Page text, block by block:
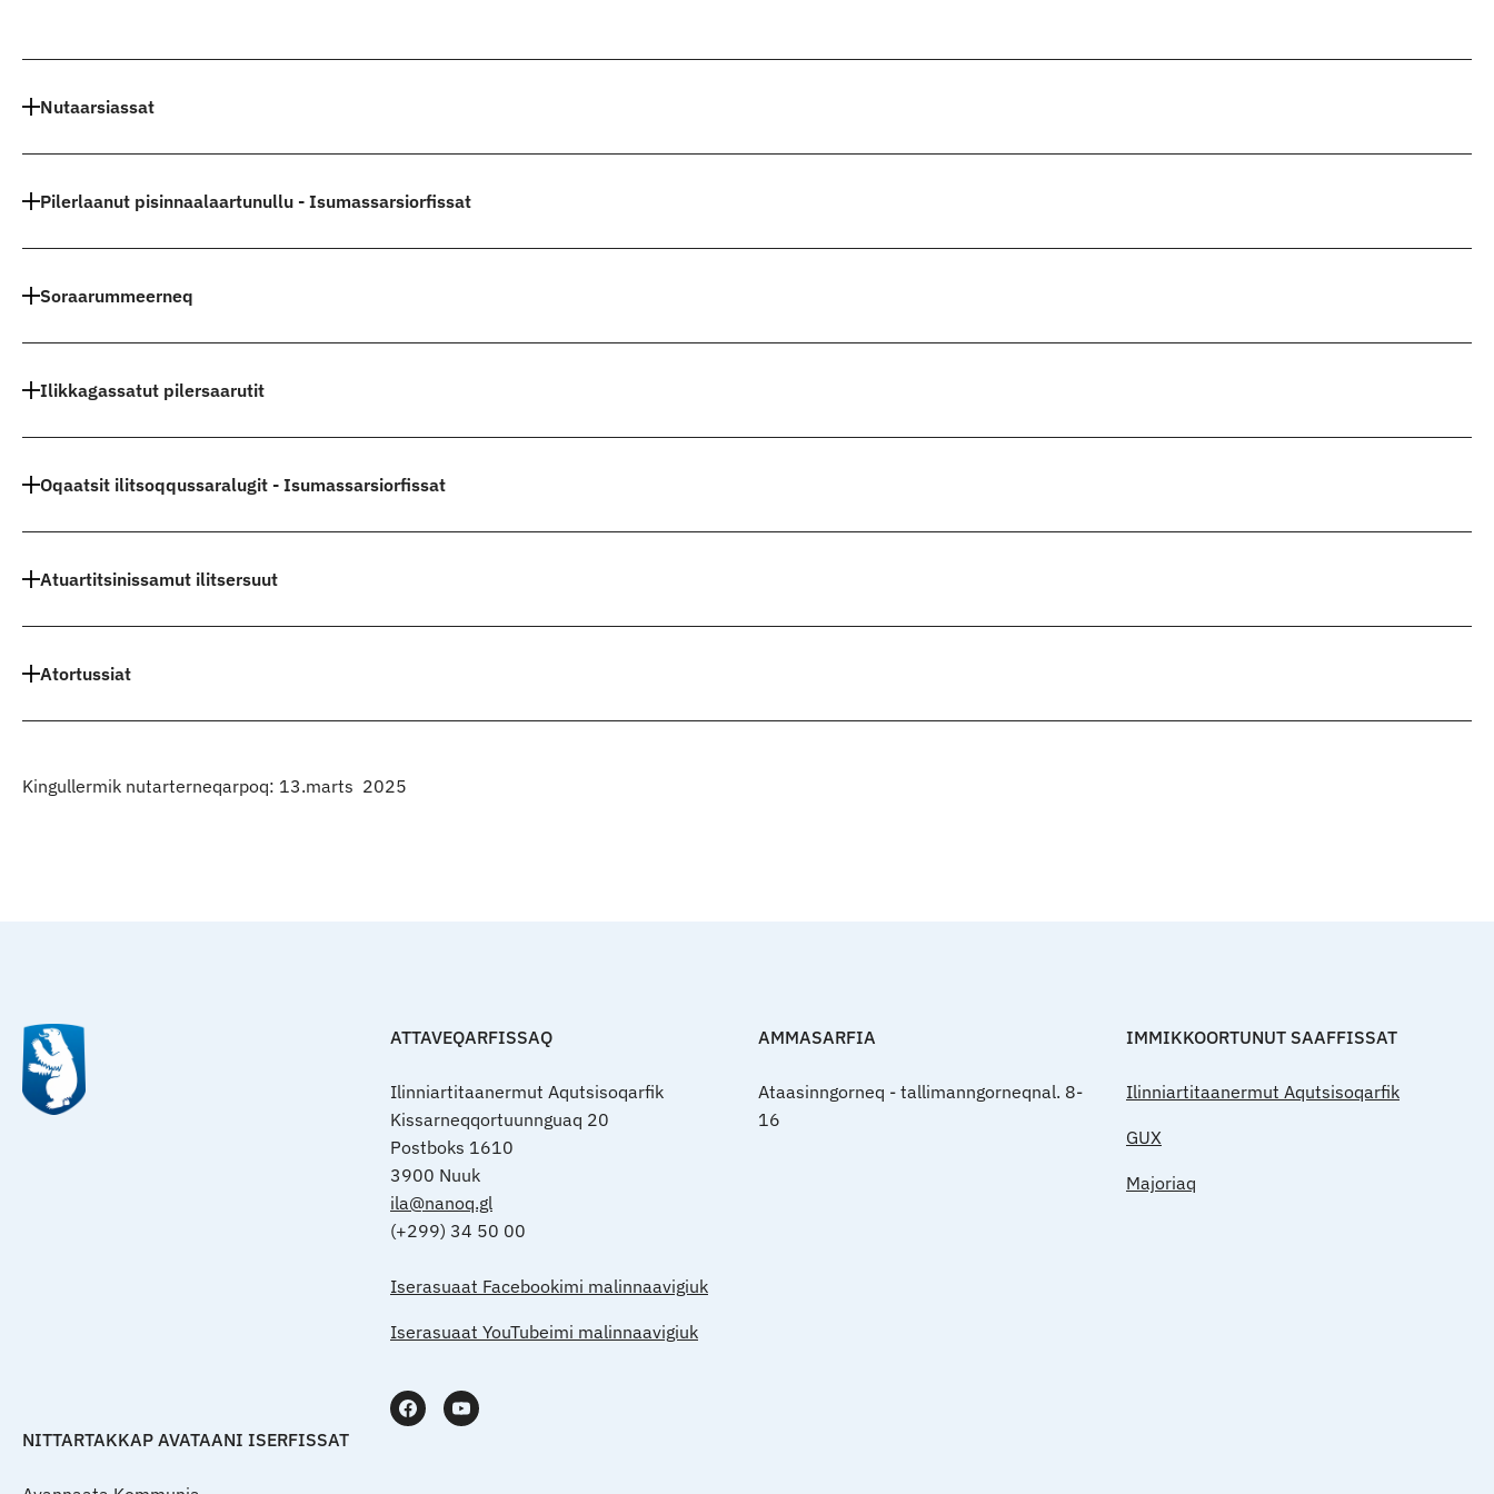
Nutaarsiassat
Pilerlaanut pisinnaalaartunullu - Isumassarsiorfissat
Soraarummeerneq
Ilikkagassatut pilersaarutit
Oqaatsit ilitsoqqussaralugit - Isumassarsiorfissat
Atuartitsinissamut ilitsersuut
Atortussiat
Kingullermik nutarterneqarpoq: 13.marts 2025
ATTAVEQARFISSAQ
Ilinniartitaanermut Aqutsisoqarfik
Kissarneqqortuunnguaq 20
Postboks 1610
3900 Nuuk
ila@nanoq.gl
(+299) 34 50 00
Iserasuaat Facebookimi malinnaavigiuk
Iserasuaat YouTubeimi malinnaavigiuk
AMMASARFIA
Ataasinngorneq - tallimanngorneqnal. 8-
16
IMMIKKOORTUNUT SAAFFISSAT
Ilinniartitaanermut Aqutsisoqarfik
GUX
Majoriaq
NITTARTAKKAP AVATAANI ISERFISSAT